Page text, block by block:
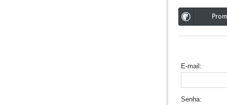
E-mail
Senha